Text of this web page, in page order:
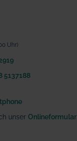
Uhr)
5137188
unser Onlineformular